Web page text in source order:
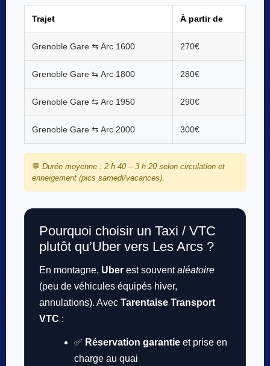
Trajet À partir de
Grenoble Gare ⇆ Arc 1600 270€
Grenoble Gare ⇆ Arc 1800 280€
Grenoble Gare ⇆ Arc 1950 290€
Grenoble Gare ⇆ Arc 2000 300€
💬 Durée moyenne : 2 h 40 – 3 h 20 selon circulation et
enneigement (pics samedi/vacances).
Pourquoi choisir un Taxi / VTC
plutôt qu’Uber vers Les Arcs ?
En montagne, Uber est souventaléatoire
(peu de véhicules équipés hiver,
annulations). Avec Tarentaise Transport
VTC :
✅ Réservation garantie et prise en
charge au quai